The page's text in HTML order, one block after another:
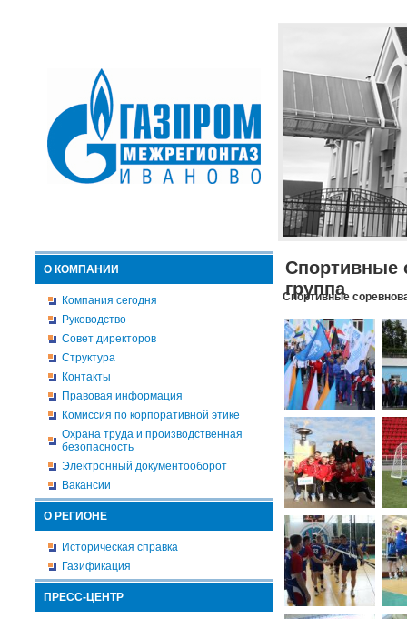
О КОМПАНИИ
Компания сегодня
Руководство
Совет директоров
Структура
Контакты
Правовая информация
Комиссия по корпоративной этике
Охрана труда и производственная
безопасность
Электронный документооборот
Вакансии
О РЕГИОНЕ
Историческая справка
Газификация
ПРЕСС-ЦЕНТР
Спортивные
группа
Спортивные